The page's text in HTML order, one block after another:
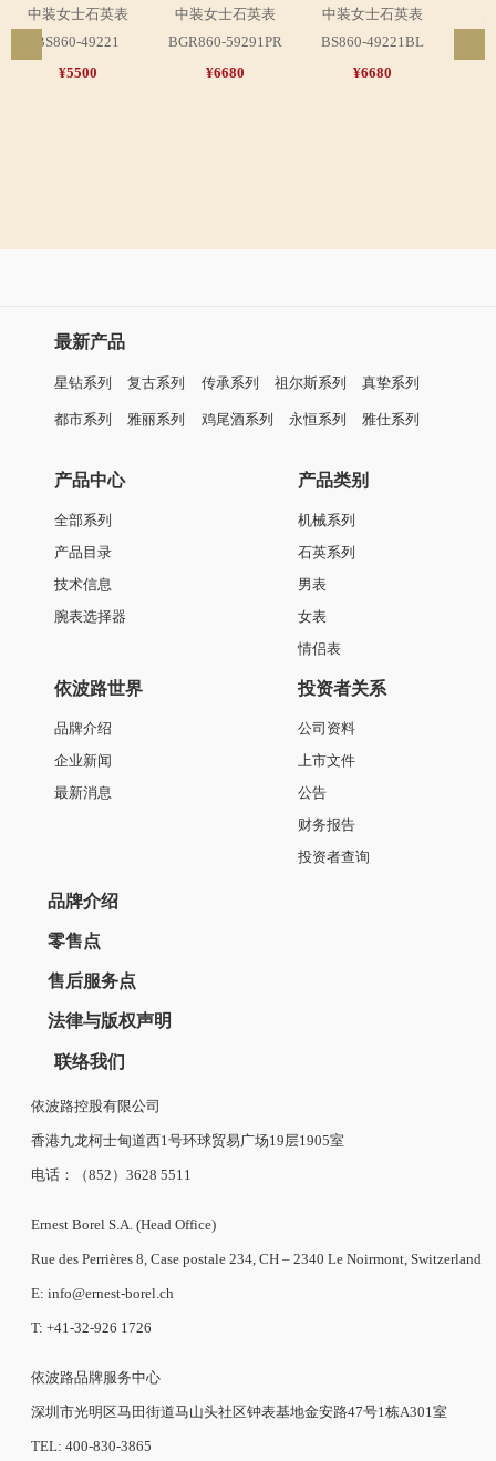
中装女士石英表
BS860-49221
¥5500
中装女士石英表
BGR860-59291PR
¥6680
中装女士石英表
BS860-49221BL
¥6680
最新产品
星钻系列 复古系列 传承系列 祖尔斯系列 真挚系列
都市系列 雅丽系列 鸡尾酒系列 永恒系列 雅仕系列
产品中心
全部系列
产品目录
技术信息
腕表选择器
产品类别
机械系列
石英系列
男表
女表
情侣表
依波路世界
品牌介绍
企业新闻
最新消息
投资者关系
公司资料
上市文件
公告
财务报告
投资者查询
品牌介绍
零售点
售后服务点
法律与版权声明
联络我们
依波路控股有限公司
香港九龙柯士甸道西1号环球贸易广场19层1905室
电话：（852）3628 5511
Ernest Borel S.A. (Head Office)
Rue des Perrières 8, Case postale 234, CH – 2340 Le Noirmont, Switzerland
E: info@ernest-borel.ch
T: +41-32-926 1726
依波路品牌服务中心
深圳市光明区马田街道马山头社区钟表基地金安路47号1栋A301室
TEL: 400-830-3865